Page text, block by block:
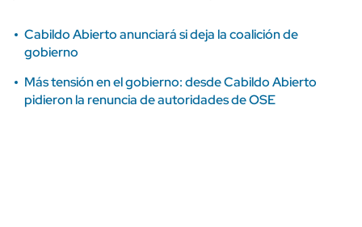
Cabildo Abierto anunciará si deja la coalición de
gobierno
Más tensión en el gobierno: desde Cabildo Abierto
pidieron la renuncia de autoridades de OSE